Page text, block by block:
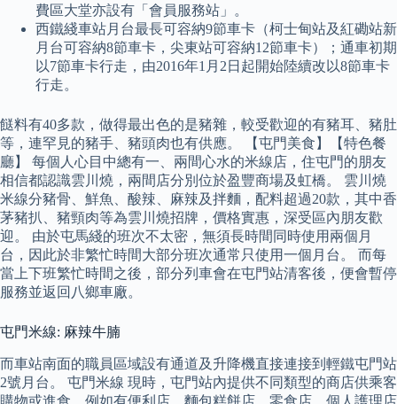
費區大堂亦設有「會員服務站」。
西鐵綫車站月台最長可容納9節車卡（柯士甸站及紅磡站新
月台可容納8節車卡，尖東站可容納12節車卡）；通車初期
以7節車卡行走，由2016年1月2日起開始陸續改以8節車卡
行走。
餸料有40多款，做得最出色的是豬雜，較受歡迎的有豬耳、豬肚
等，連罕見的豬手、豬頭肉也有供應。 【屯門美食】【特色餐
廳】 每個人心目中總有一、兩間心水的米線店，住屯門的朋友
相信都認識雲川燒，兩間店分別位於盈豐商場及虹橋。 雲川燒
米線分豬骨、鮮魚、酸辣、麻辣及拌麵，配料超過20款，其中香
茅豬扒、豬頸肉等為雲川燒招牌，價格實惠，深受區內朋友歡
迎。 由於屯馬綫的班次不太密，無須長時間同時使用兩個月
台，因此於非繁忙時間大部分班次通常只使用一個月台。 而每
當上下班繁忙時間之後，部分列車會在屯門站清客後，便會暫停
服務並返回八鄉車廠。
屯門米線: 麻辣牛腩
而車站南面的職員區域設有通道及升降機直接連接到輕鐵屯門站
2號月台。 屯門米線 現時，屯門站內提供不同類型的商店供乘客
購物或進食，例如有便利店、麵包糕餅店、零食店、個人護理店